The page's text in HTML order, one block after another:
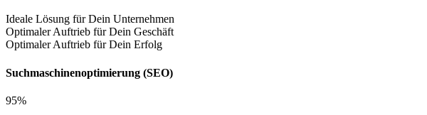
Ideale Lösung für Dein Unternehmen
Optimaler Auftrieb für Dein Geschäft
Optimaler Auftrieb für Dein Erfolg
Suchmaschinenoptimierung (SEO)
95%